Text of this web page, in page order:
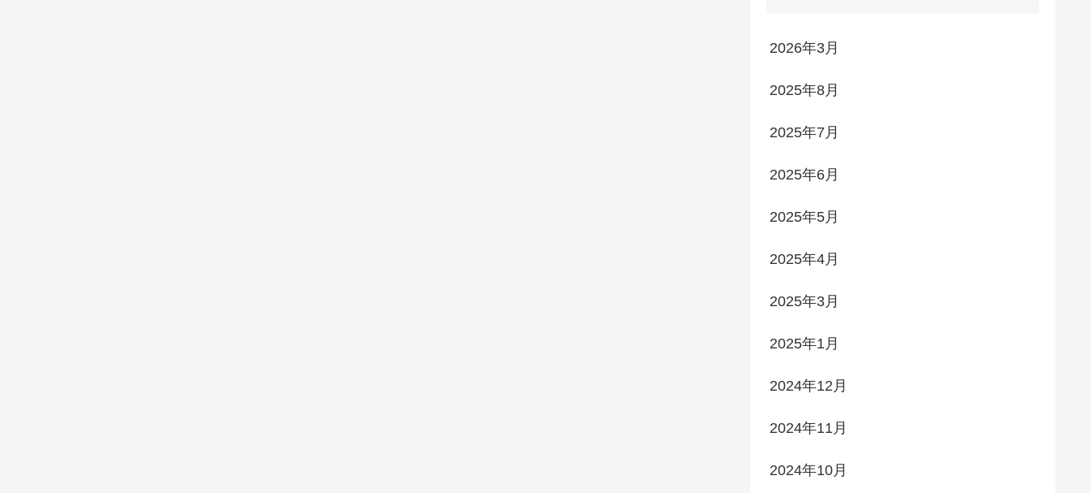
2026年3月
2025年8月
2025年7月
2025年6月
2025年5月
2025年4月
2025年3月
2025年1月
2024年12月
2024年11月
2024年10月